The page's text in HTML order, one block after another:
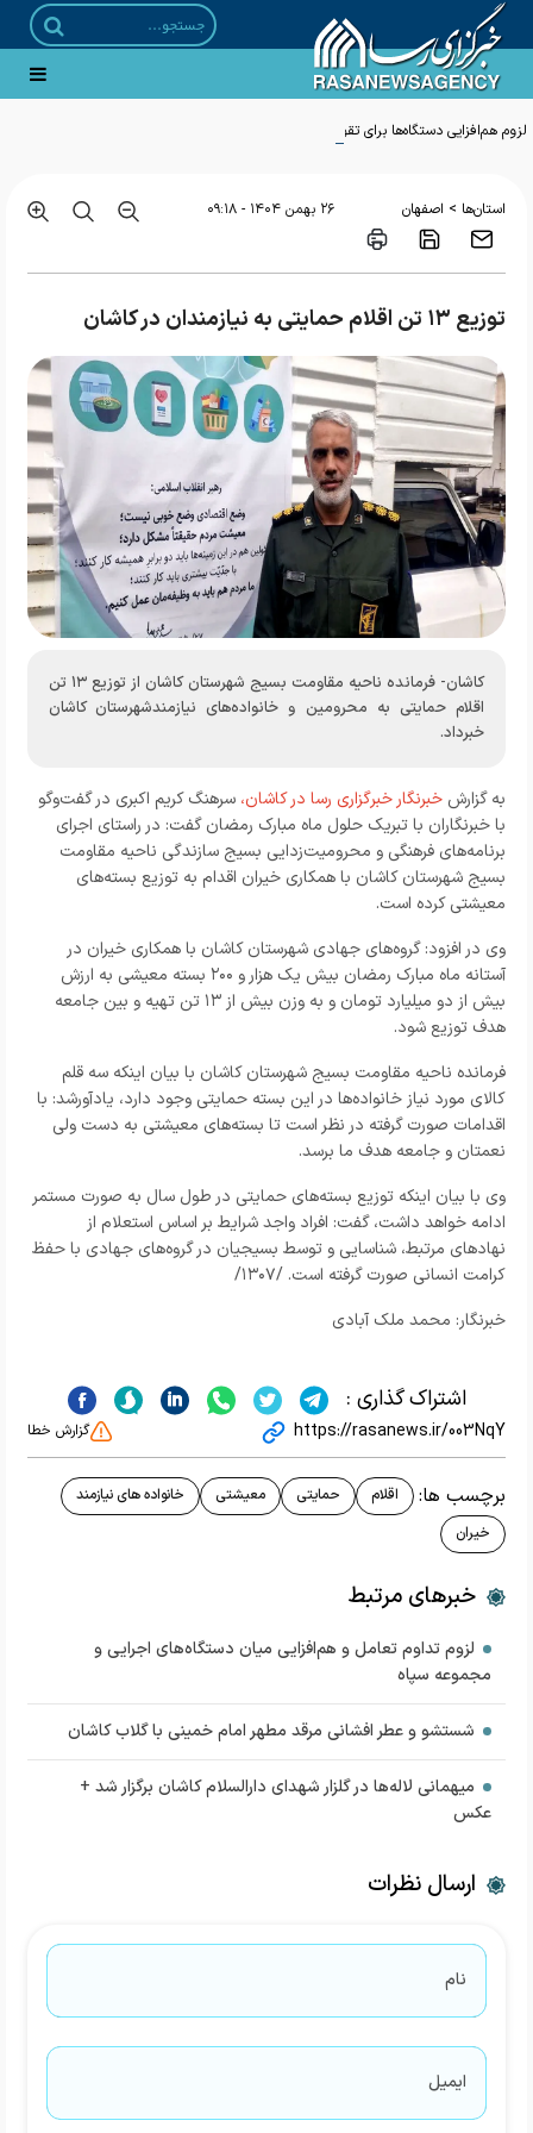
لزوم هم‌افزایی دستگاه‌ها برای تقویت امنیت اجتماعی روستاییان و عشایر قم
استان‌ها > اصفهان ۲۶ بهمن ۱۴۰۴ - ۰۹:۱۸
توزیع ۱۳ تن اقلام حمایتی به نیازمندان در کاشان
کاشان- فرمانده ناحیه مقاومت بسیج شهرستان کاشان از توزیع ۱۳ تن
اقلام حمایتی به محرومین و خانواده‌های نیازمندشهرستان کاشان
خبرداد.
به گزارش خبرنگار خبرگزاری رسا در کاشان، سرهنگ کریم اکبری در گفت‌و‌گو
با خبرنگاران با تبریک حلول ماه مبارک رمضان گفت: در راستای اجرای
برنامه‌های فرهنگی و محرومیت‌زدایی بسیج سازندگی ناحیه مقاومت
بسیج شهرستان کاشان با همکاری خیران اقدام به توزیع بسته‌های
معیشتی کرده است.
وی در افزود: گروه‌های جهادی شهرستان کاشان با همکاری خیران در
آستانه ماه مبارک رمضان بیش یک هزار و ۲۰۰ بسته معیشی به ارزش
بیش از دو میلیارد تومان و به وزن بیش از ۱۳ تن تهیه و بین جامعه
هدف توزیع شود.
فرمانده ناحیه مقاومت بسیج شهرستان کاشان با بیان اینکه سه قلم
کالای مورد نیاز خانواده‌ها در این بسته حمایتی وجود دارد، یادآورشد: با
اقدامات صورت گرفته در نظر است تا بسته‌های معیشتی به دست ولی
نعمتان و جامعه هدف ما برسد.
وی با بیان اینکه توزیع بسته‌های حمایتی در طول سال به صورت مستمر
ادامه خواهد داشت، گفت: افراد واجد شرایط بر اساس استعلام از
نهاد‌های مرتبط، شناسایی و توسط بسیجیان در گروه‌های جهادی با حفظ
کرامت انسانی صورت گرفته است. /۱۳۰۷/
خبرنگار: محمد ملک آبادی
اشتراک گذاری :
https://rasanews.ir/003NqY گزارش خطا
برچسب ها: اقلام حمایتی معیشتی
خانواده های نیازمند
خیران
خبرهای مرتبط
لزوم تداوم تعامل و هم‌افزایی میان دستگاه‌های اجرایی و
مجموعه سپاه
شستشو و عطر افشانی مرقد مطهر امام خمینی با گلاب کاشان
میهمانی لاله‌ها در گلزار شهدای دارالسلام کاشان برگزار شد +
عکس
ارسال نظرات